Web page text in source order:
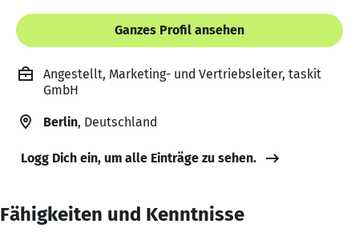
Ganzes Profil ansehen
Angestellt, Marketing- und Vertriebsleiter, taskit
GmbH
Berlin, Deutschland
Logg Dich ein, um alle Einträge zu sehen.
Fähigkeiten und Kenntnisse